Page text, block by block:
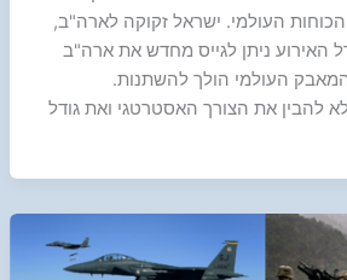
העולמי. ישראל זקוקה לארה"ב,
האירוע ניתן לגייס מחדש את ארה"ב
העולמי הולך להשתנות.
לא להבין את הצורך האסטרטגי ואת גודל